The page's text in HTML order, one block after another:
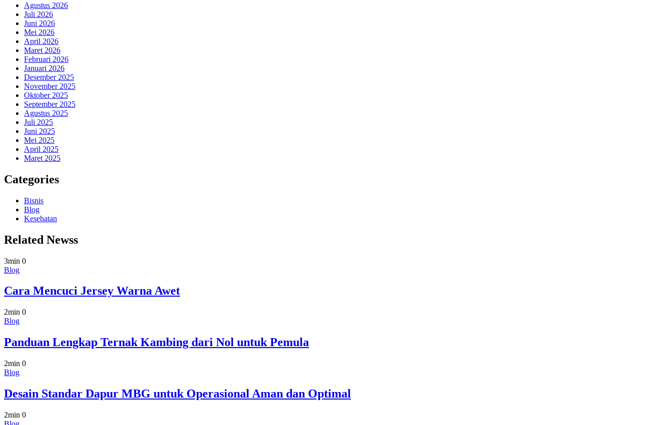
Agustus 2026
Juli 2026
Juni 2026
Mei 2026
April 2026
Maret 2026
Februari 2026
Januari 2026
Desember 2025
November 2025
Oktober 2025
September 2025
Agustus 2025
Juli 2025
Juni 2025
Mei 2025
April 2025
Maret 2025
Categories
Bisnis
Blog
Kesehatan
Related Newss
3min 0
Blog
Cara Mencuci Jersey Warna Awet
2min 0
Blog
Panduan Lengkap Ternak Kambing dari Nol untuk Pemula
2min 0
Blog
Desain Standar Dapur MBG untuk Operasional Aman dan Optimal
2min 0